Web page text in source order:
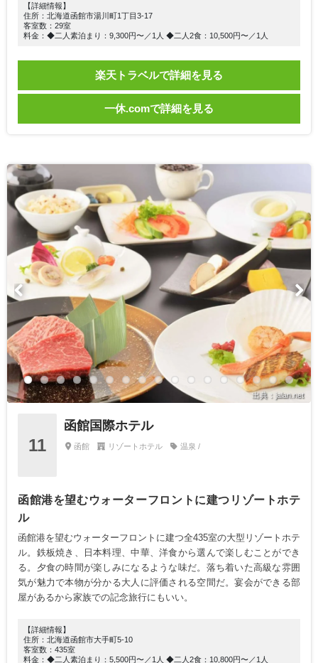
【詳細情報】
住所：北海道函館市湯川町1丁目3-17
客室数：29室
料金：◆二人素泊まり：9,300円〜／1人 ◆二人2食：10,500円〜／1人
楽天トラベルで詳細を見る
一休.comで詳細を見る
出典：jalan.net
11
函館国際ホテル
函館 リゾートホテル 温泉 /
函館港を望むウォーターフロントに建つリゾートホテ
ル
函館港を望むウォーターフロントに建つ全435室の大型リゾートホテ
ル。鉄板焼き、日本料理、中華、洋食から選んで楽しむことができ
る。夕食の時間が楽しみになるような味だ。落ち着いた高級な雰囲
気が魅力で本物が分かる大人に評価される空間だ。宴会ができる部
屋があるから家族での記念旅行にもいい。
【詳細情報】
住所：北海道函館市大手町5-10
客室数：435室
料金：◆二人素泊まり：5,500円〜／1人 ◆二人2食：10,800円〜／1人